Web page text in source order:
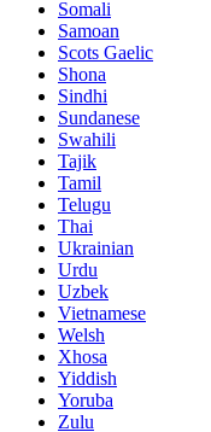
Somali
Samoan
Scots Gaelic
Shona
Sindhi
Sundanese
Swahili
Tajik
Tamil
Telugu
Thai
Ukrainian
Urdu
Uzbek
Vietnamese
Welsh
Xhosa
Yiddish
Yoruba
Zulu